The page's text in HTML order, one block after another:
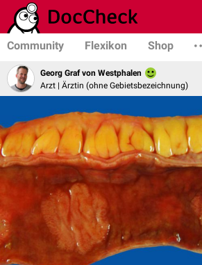
Community Flexikon Shop
Georg Graf von Westphalen
Arzt | Ärztin (ohne Gebietsbezeichnung)